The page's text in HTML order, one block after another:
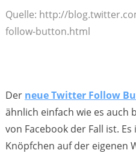
Quelle: http://
follow-button.html
Der neue Twitter Follow
ähnlich einfach wie es auch
von Facebook der Fall ist.
Knöpfchen auf der eigenen